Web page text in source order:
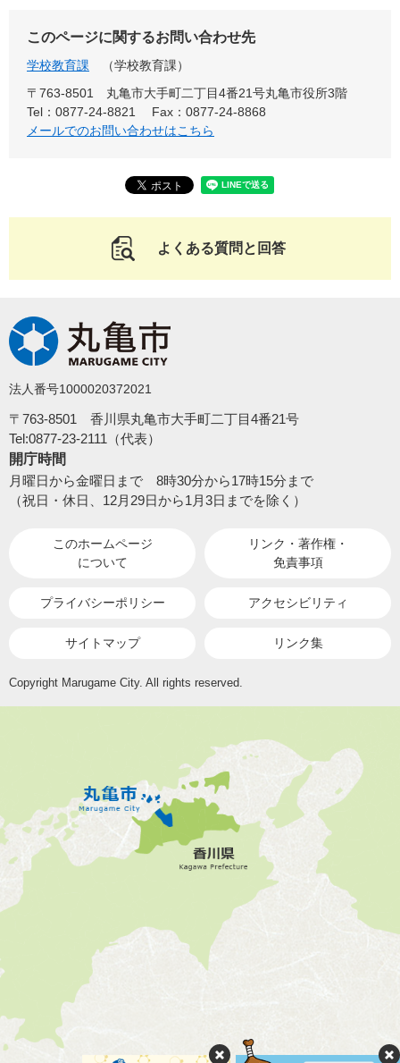
このページに関するお問い合わせ先
学校教育課
学校教育課
〒763-8501 丸亀市大手町二丁目4番21号丸亀市役所3階
Tel：0877-24-8821
Fax：0877-24-8868
メールでのお問い合わせはこちら
よくある質問と回答
法人番号1000020372021
〒763-8501 香川県丸亀市大手町二丁目4番21号
Tel:0877-23-2111（代表）
開庁時間
月曜日から金曜日まで 8時30分から17時15分まで
（祝日・休日、12月29日から1月3日までを除く）
このホームページ
について
リンク・著作権・
免責事項
プライバシーポリシー アクセシビリティ
サイトマップ リンク集
Copyright Marugame City. All rights reserved.